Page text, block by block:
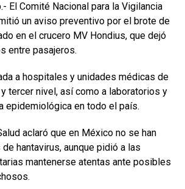
El Comité Nacional para la Vigilancia
un aviso preventivo por el brote de
en el crucero MV Hondius, que dejó
entre pasajeros.
a hospitales y unidades médicas de
tercer nivel, así como a laboratorios y
epidemiológica en todo el país.
aclaró que en México no se han
hantavirus, aunque pidió a las
mantenerse atentas ante posibles